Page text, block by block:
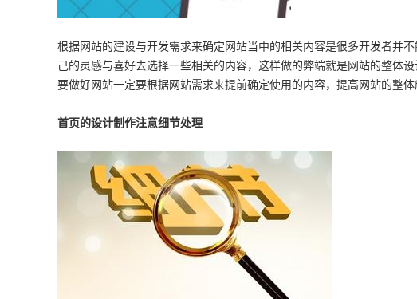
根据网站的建设与开发需求来确定网站当中的相关内容是很多开发者并
己的灵感与喜好去选择一些相关的内容，这样做的弊端就是网站的整体
要做好网站一定要根据网站需求来提前确定使用的内容，提高网站的整体
首页的设计制作注意细节处理